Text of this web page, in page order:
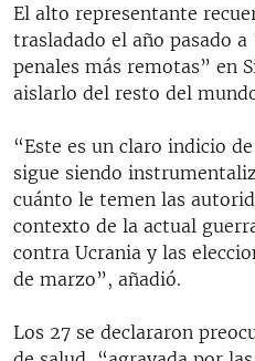
El alto representante
trasladado el año pasado a
penales más remotas” en
aislarlo del resto del
“Este es un claro indicio
sigue siendo
cuánto le temen las
contexto de la actual
contra Ucrania y las
de marzo”, añadió.
Los 27 se declararon